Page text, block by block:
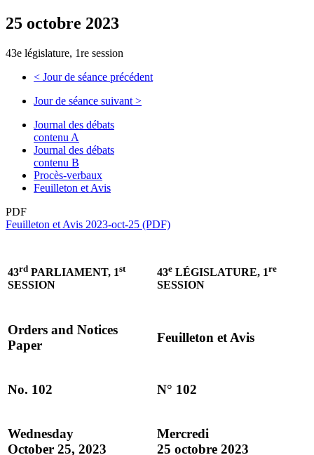
25 octobre 2023
43e législature, 1re session
< Jour de séance précédent
Jour de séance suivant >
Journal des débats
contenu A
Journal des débats
contenu B
Procès-verbaux
Feuilleton et Avis
PDF
Feuilleton et Avis 2023-oct-25 (PDF)
43rd PARLIAMENT, 1st
SESSION
43e LÉGISLATURE, 1re
SESSION
Orders and Notices
Paper
Feuilleton et Avis
No. 102 N° 102
Wednesday
October 25, 2023
Mercredi
25 octobre 2023